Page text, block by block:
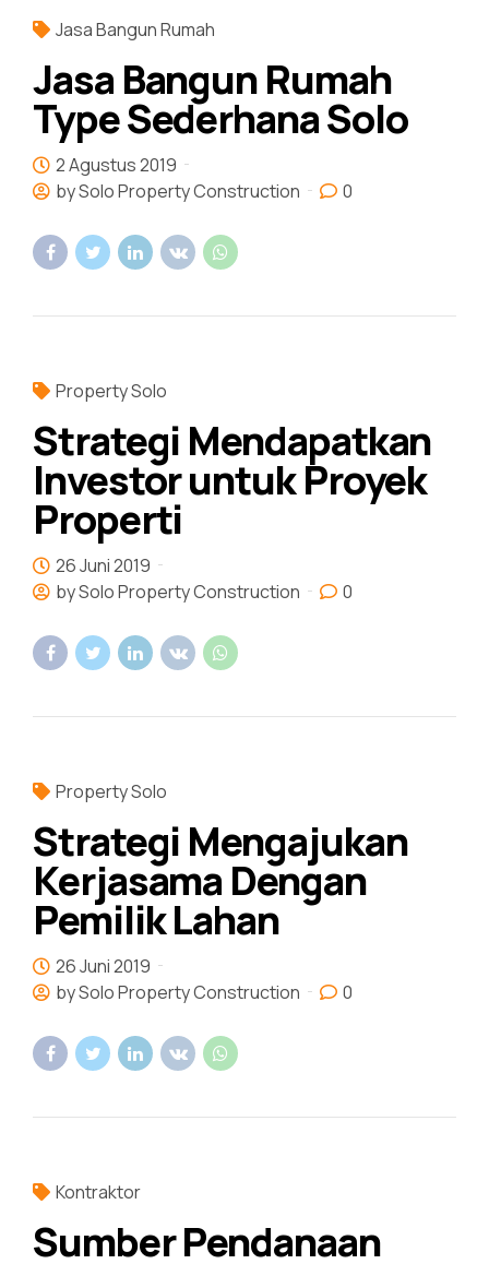
Jasa Bangun Rumah
Jasa Bangun Rumah
Type Sederhana Solo
2 Agustus 2019
by Solo Property Construction
0
Property Solo
Strategi Mendapatkan
Investor untuk Proyek
Properti
26 Juni 2019
by Solo Property Construction
0
Property Solo
Strategi Mengajukan
Kerjasama Dengan
Pemilik Lahan
26 Juni 2019
by Solo Property Construction
0
Kontraktor
Sumber Pendanaan